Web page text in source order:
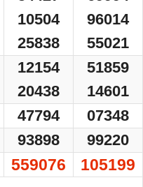
10504
25838
96014
55021
12154
20438
51859
14601
47794 07348
93898 99220
559076 105199